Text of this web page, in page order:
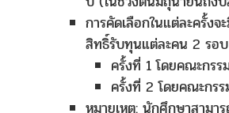
การคัดเลือกในแต่ละครั้ง
สิทธิ์รับทุนแต่ละคน 2 รอ
ครั้งที่ 1 โดยคณะกรร
ครั้งที่ 2 โดยคณะกร
หมายเหตุ: นักศึกษาสามา